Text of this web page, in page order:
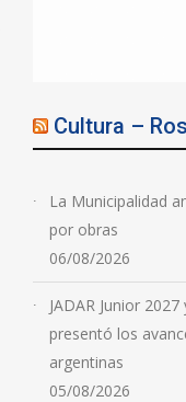
condonar
trabajadores y
bajos ingresos
06/08/2026
Cultura –
La Municipalidad
por obras
06/08/2026
JADAR Junior
presentó los
argentinas
05/08/2026